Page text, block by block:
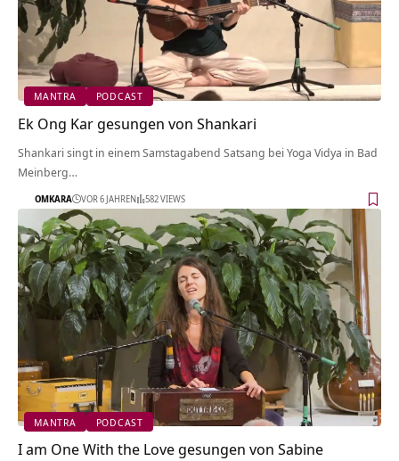
MANTRA PODCAST
Ek Ong Kar gesungen von Shankari
Shankari singt in einem Samstagabend Satsang bei Yoga Vidya in Bad
Meinberg…
OMKARA VOR 6 JAHREN 582 VIEWS
MANTRA PODCAST
I am One With the Love gesungen von Sabine